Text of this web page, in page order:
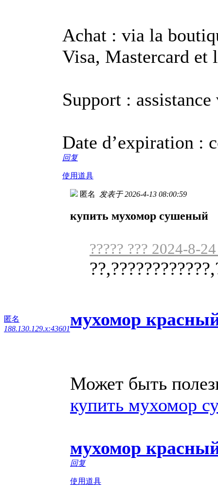
Achat : via la
Visa, Mastercard et
Support :
Date d’expiration :
回复
使用道具
匿名
188.130.129.x:43601
匿名 发表于 2026-4-13 08:00:59
купить мухомор сушеный
????? ??? 2024-8-
мухомор
Может быть
купить мухомор
мухомор
回复
使用道具